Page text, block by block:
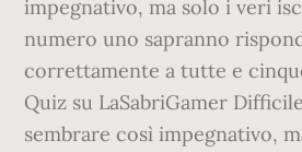
impegnativo, ma solo i veri
numero uno sapranno
correttamente a tutte e
Quiz su LaSabriGamer
sembrare così impegnativo,